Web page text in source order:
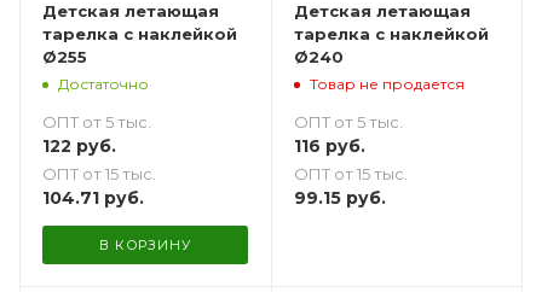
Детская летающая
тарелка с наклейкой
Ø255
Достаточно
ОПТ от 5 тыс.
122 руб.
ОПТ от 15 тыс.
104.71 руб.
В КОРЗИНУ
Детская летающая
тарелка с наклейкой
Ø240
Товар не продается
ОПТ от 5 тыс.
116 руб.
ОПТ от 15 тыс.
99.15руб.